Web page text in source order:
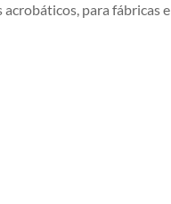
para fábricas e